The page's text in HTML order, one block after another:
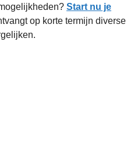
Start nu je
op korte termijn diverse